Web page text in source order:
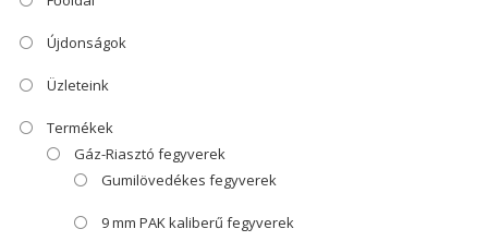
Újdonságok
Üzleteink
Termékek
Gáz-Riasztó fegyverek
Gumilövedékes fegyverek
9 mm PAK kaliberű fegyverek